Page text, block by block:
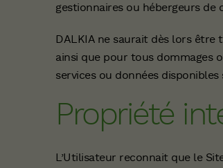
gestionnaires ou hébergeurs de
DALKIA ne saurait dès lors
ainsi que pour tous dommages
services ou données disponibles
Propriété
L’Utilisateur reconnait que le